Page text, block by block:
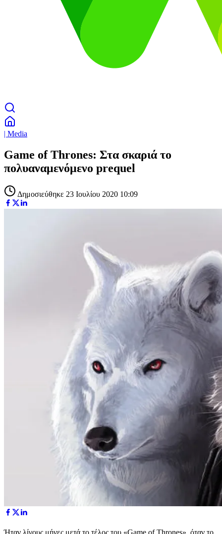
| Media
Game of Thrones: Στα σκαριά το
πολυαναμενόμενο prequel
Δημοσιεύθηκε 23 Ιουλίου 2020 10:09
Ήταν λίγους μήνες μετά το τέλος του «Game of Thrones», όταν το